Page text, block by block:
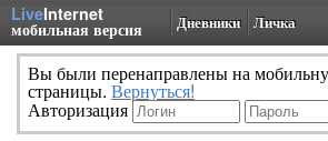
LiveInternet
мобильная версия Дневники Личка
Вы были перенаправлены на
страницы. Вернуться!
Авторизация